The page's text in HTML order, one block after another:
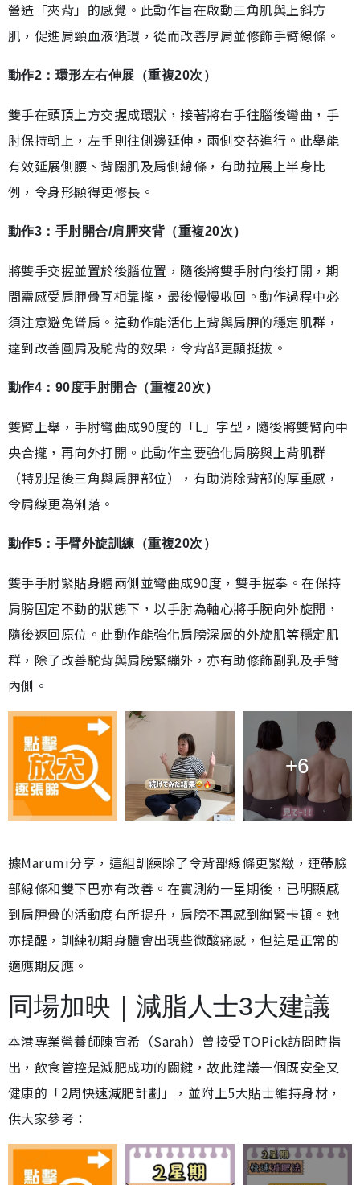
營造「夾背」的感覺。此動作旨在啟動三角肌與上斜方
肌，促進肩頸血液循環，從而改善厚肩並修飾手臂線條。
動作2：環形左右伸展（重複20次）
雙手在頭頂上方交握成環狀，接著將右手往腦後彎曲，手
肘保持朝上，左手則往側邊延伸，兩側交替進行。此舉能
有效延展側腰、背闊肌及肩側線條，有助拉展上半身比
例，令身形顯得更修長。
動作3：手肘開合/肩胛夾背（重複20次）
將雙手交握並置於後腦位置，隨後將雙手肘向後打開，期
間需感受肩胛骨互相靠攏，最後慢慢收回。動作過程中必
須注意避免聳肩。這動作能活化上背與肩胛的穩定肌群，
達到改善圓肩及駝背的效果，令背部更顯挺拔。
動作4：90度手肘開合（重複20次）
雙臂上舉，手肘彎曲成90度的「L」字型，隨後將雙臂向中
央合攏，再向外打開。此動作主要強化肩膀與上背肌群
（特別是後三角與肩胛部位），有助消除背部的厚重感，
令肩線更為俐落。
動作5：手臂外旋訓練（重複20次）
雙手手肘緊貼身體兩側並彎曲成90度，雙手握拳。在保持
肩膀固定不動的狀態下，以手肘為軸心將手腕向外旋開，
隨後返回原位。此動作能強化肩膀深層的外旋肌等穩定肌
群，除了改善駝背與肩膀緊繃外，亦有助修飾副乳及手臂
內側。
+6
據Marumi分享，這組訓練除了令背部線條更緊緻，連帶臉
部線條和雙下巴亦有改善。在實測約一星期後，已明顯感
到肩胛骨的活動度有所提升，肩膀不再感到繃緊卡頓。她
亦提醒，訓練初期身體會出現些微酸痛感，但這是正常的
適應期反應。
同場加映｜減脂人士3大建議
本港專業營養師陳宣希（Sarah）曾接受TOPick訪問時指
出，飲食管控是減肥成功的關鍵，故此建議一個既安全又
健康的「2周快速減肥計劃」，並附上5大貼士維持身材，
供大家參考：